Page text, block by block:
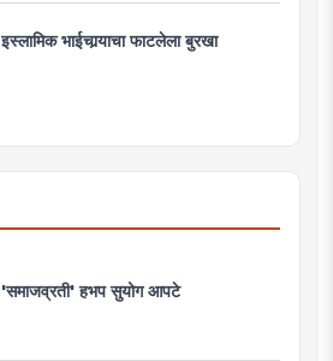
इस्लामिक भाईचार्‍याचा फाटलेला बुरखा
'समाजव्रती' हभप सुयोग आपटे